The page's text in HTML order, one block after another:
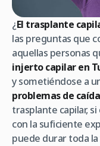
¿El trasplante
las preguntas que
aquellas personas
injerto capilar en
y sometiéndose a
problemas de
trasplante capilar,
con la suficiente
puede durar toda